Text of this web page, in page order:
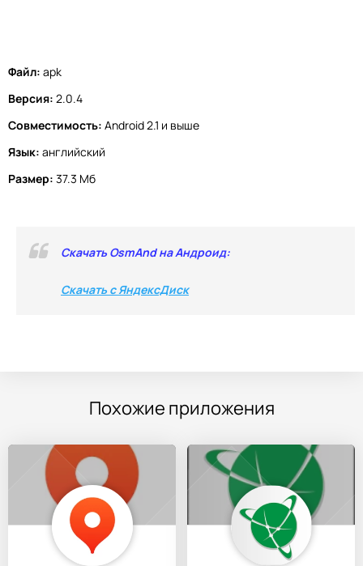
Файл: apk
Версия: 2.0.4
Совместимость: Android 2.1 и выше
Язык: английский
Размер: 37.3 Мб
Скачать OsmAnd на Андроид:
Скачать с ЯндексДиск
Похожие приложения